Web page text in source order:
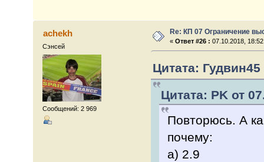
achekh
Сэнсей
Сообщений: 2 969
Re: КП 07 Ограничение
«Ответ #26 : 07.10.2018,
Цитата:
Цитата: PK от
Повторюсь. А
почему:
а) 2.9